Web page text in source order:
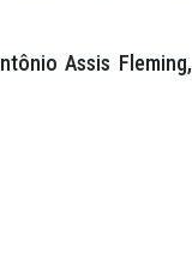
Assis Fleming,